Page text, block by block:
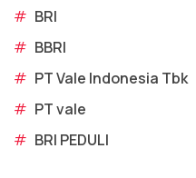
# BRI
# BBRI
# PT Vale Indonesia Tbk
# PT vale
# BRI PEDULI